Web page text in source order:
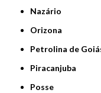
Nazário
Orizona
Petrolina de
Piracanjuba
Posse